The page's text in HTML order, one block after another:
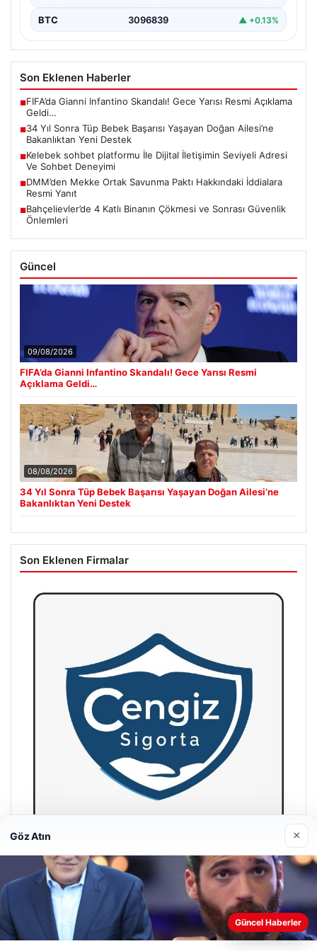
BTC 3096839 ▲ +0.13%
Son Eklenen Haberler
■FIFA’da Gianni Infantino Skandalı! Gece Yarısı Resmi Açıklama
Geldi…
■34 Yıl Sonra Tüp Bebek Başarısı Yaşayan Doğan Ailesi’ne
Bakanlıktan Yeni Destek
■Kelebek sohbet platformu İle Dijital İletişimin Seviyeli Adresi
Ve Sohbet Deneyimi
■DMM’den Mekke Ortak Savunma Paktı Hakkındaki İddialara
Resmi Yanıt
■Bahçelievler’de 4 Katlı Binanın Çökmesi ve Sonrası Güvenlik
Önlemleri
Güncel
09/08/2026
FIFA’da Gianni Infantino Skandalı! Gece Yarısı Resmi
Açıklama Geldi…
08/08/2026
34 Yıl Sonra Tüp Bebek Başarısı Yaşayan Doğan Ailesi’ne
Bakanlıktan Yeni Destek
Son Eklenen Firmalar
Hastaş Beton
26/05/2026
Web sitemizi nasıl kullandığınızı daha iyi anlayabilmek,
deneyiminizi kişiselleştirmek ve geliştirmek amacıyla çerezler
Göz Atın ×
Güncel Haberler